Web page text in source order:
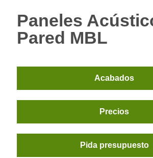
Paneles
Pared MBL
Acabados
Precios
Pida presupuesto